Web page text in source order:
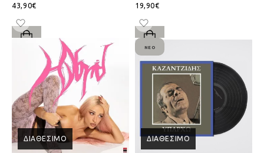
43,90€ 19,90€
ΔΙΑΘΈΣΙΜΟ ΔΙΑΘΈΣΙΜΟ
ΝΈΟ